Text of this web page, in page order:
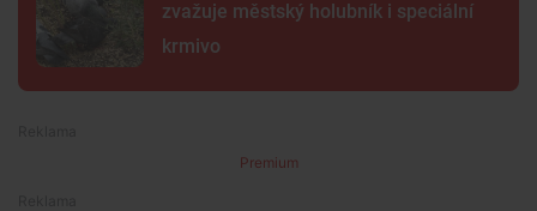
zvažuje městský holubník i speciální
krmivo
Premium